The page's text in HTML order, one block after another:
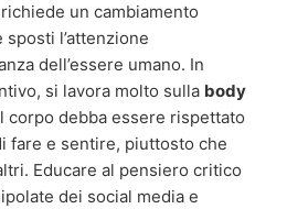
un cambiamento
l’attenzione
dell’essere umano. In
si lavora molto sulla body
corpo debba essere rispettato
fare e sentire, piuttosto che
Educare al pensiero critico
dei social media e